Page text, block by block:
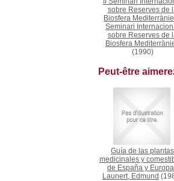
sobre Reserves de
Biosfera
Seminari
sobre Reserves de
Biosfera
(1990)
Peut-être
Guía de las plantas
medicinales y
de España y Europa
Launert, Edmund